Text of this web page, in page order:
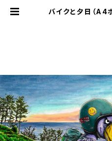
バイクと夕日（A4